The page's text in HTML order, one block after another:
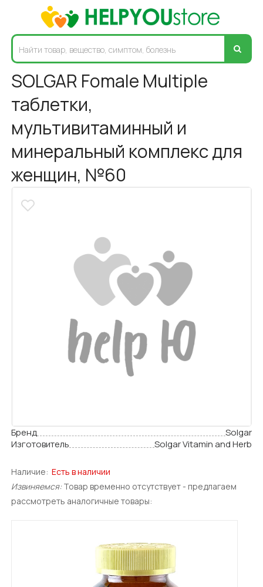
SOLGAR Fomale Multiple
таблетки,
мультивитаминный и
минеральный комплекс для
женщин, №60
Бренд
Solgar
Изготовитель
Solgar Vitamin and Herb
Наличие: Есть в наличии
Извиняемся: Товар временно отсутствует - предлагаем
рассмотреть аналогичные товары: